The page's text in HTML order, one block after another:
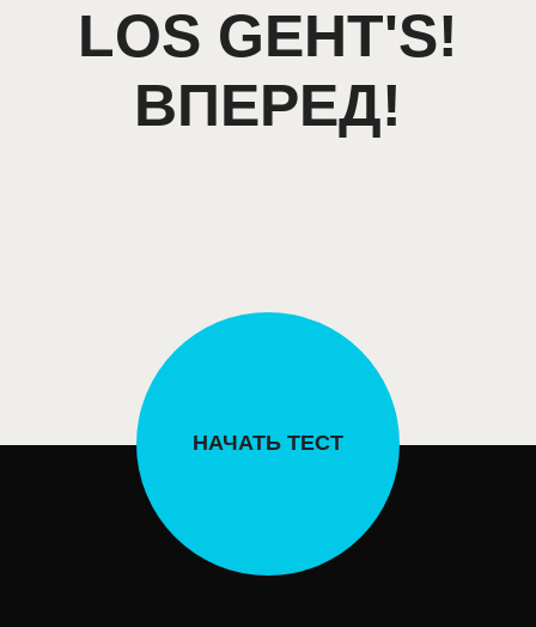
LOS GEHT'S!
ВПЕРЕД!
НАЧАТЬ ТЕСТ